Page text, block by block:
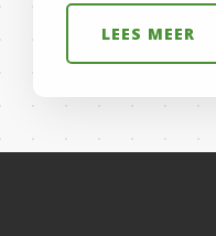
LEES MEER